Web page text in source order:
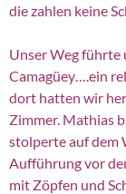
die zahlen keine
Unser Weg führte
Camagüey….ein
dort hatten wir
Zimmer. Mathias
stolperte auf dem
Aufführung vor
mit Zöpfen und